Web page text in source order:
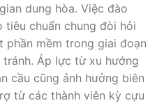
dung hòa. Việc đào
tiêu chuẩn chung đòi hỏi
phần mềm trong giai đoạn
Áp lực từ xu hướng
cầu cũng ảnh hưởng biên
từ các thành viên kỳ cựu